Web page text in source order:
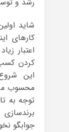
شاید
کارهای
اعتبار
کردن
این
محسوب
توجه به
جوابگو